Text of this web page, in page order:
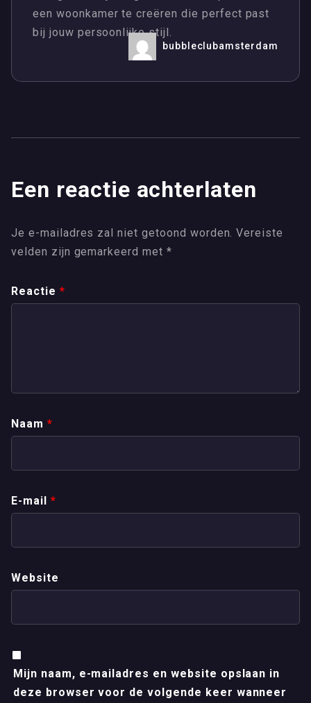
een ​​woonkamer te creëren die perfect past
bij jouw persoonlijke stijl.
bubbleclubamsterdam
Een reactie achterlaten
Je e-mailadres zal niet getoond worden. Vereiste
velden zijn gemarkeerd met *
Reactie *
Naam *
E-mail *
Website
Mijn naam, e-mailadres en website opslaan in
deze browser voor de volgende keer wanneer